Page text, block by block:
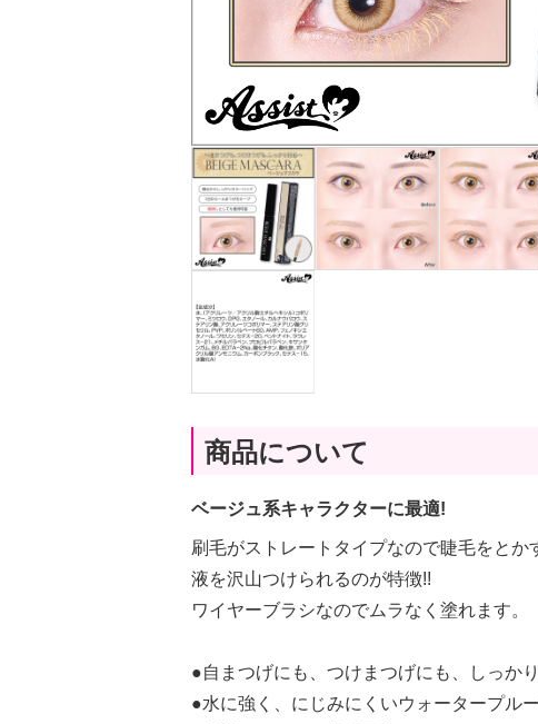
商品について
ベージュ系キャラクターに最適!
刷毛がストレートタイプなので睫毛をとか
液を沢山つけられるのが特徴!!
ワイヤーブラシなのでムラなく塗れます。
●自まつげにも、つけまつげにも、しっか
●水に強く、にじみにくいウォータープル